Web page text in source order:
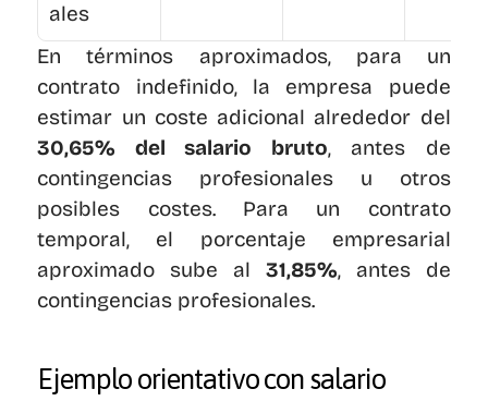
ales
En términos aproximados, para un
contrato indefinido, la empresa puede
30,65% del salario bruto, antes de
contingencias profesionales u otros
posibles costes. Para un contrato
temporal, el porcentaje empresarial
aproximado sube al 31,85%, antes de
contingencias profesionales.
Ejemplo orientativo con salario